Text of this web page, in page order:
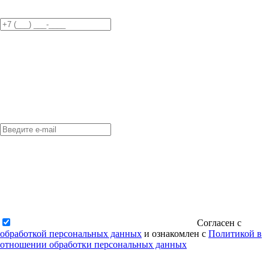
Согласен с
обработкой персональных данных и ознакомлен с Политикой в
отношении обработки персональных данных